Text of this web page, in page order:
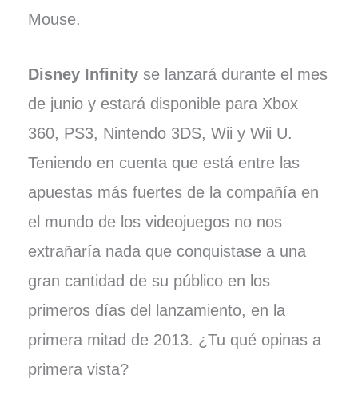
Mouse.
Disney Infinityse lanzará durante el mes
de junio y estará disponible para Xbox
360, PS3, Nintendo 3DS, Wii y Wii U.
Teniendo en cuenta que está entre las
apuestas más fuertes de la compañía en
el mundo de los videojuegos no nos
extrañaría nada que conquistase a una
gran cantidad de su público en los
primeros días del lanzamiento, en la
primera mitad de 2013. ¿Tu qué opinas a
primera vista?